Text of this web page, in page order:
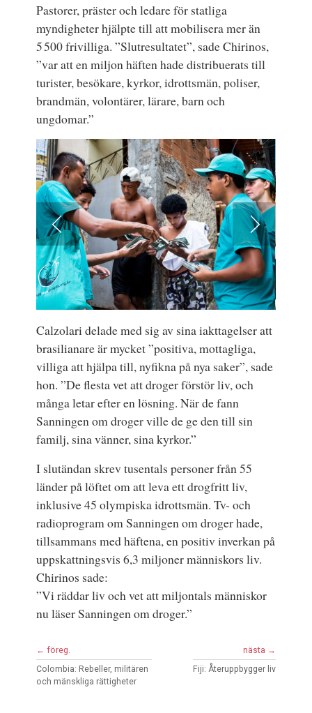
Pastorer, präster och ledare för statliga
myndigheter hjälpte till att mobilisera mer än
5 500 frivilliga. ”Slutresultatet”, sade Chirinos,
”var att en miljon häften hade distribuerats till
turister, besökare, kyrkor, idrottsmän, poliser,
brandmän, volontärer, lärare, barn och
ungdomar.”
Calzolari delade med sig av sina iakttagelser att
brasilianare är mycket ”positiva, mottagliga,
villiga att hjälpa till, nyfikna på nya saker”, sade
hon. ”De flesta vet att droger förstör liv, och
många letar efter en lösning. När de fann
Sanningen om droger ville de ge den till sin
familj, sina vänner, sina kyrkor.”
I slutändan skrev tusentals personer från 55
länder på löftet om att leva ett drogfritt liv,
inklusive 45 olympiska idrottsmän. Tv- och
radioprogram om Sanningen om droger hade,
tillsammans med häftena, en positiv inverkan på
uppskattningsvis 6,3 miljoner människors liv.
Chirinos sade:
”Vi räddar liv och vet att miljontals människor
nu läser Sanningen om droger.”
← föreg.
Colombia: Rebeller, militären
och mänskliga rättigheter
nästa →
Fiji: Återuppbygger liv